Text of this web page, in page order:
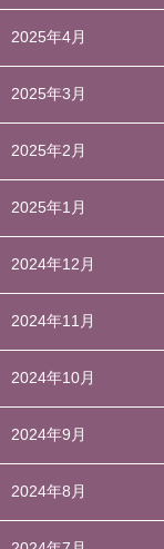
2025年4月
2025年3月
2025年2月
2025年1月
2024年12月
2024年11月
2024年10月
2024年9月
2024年8月